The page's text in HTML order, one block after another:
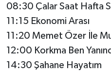
08:30 Çalar Saat Hafta
11:15 Ekonomi Arası
11:20 Memet Özer İle
12:00 Korkma Ben
14:30 Şahane Hayatım